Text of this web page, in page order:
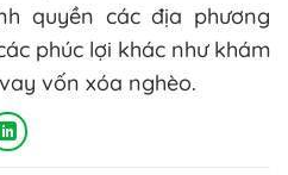
quyền các địa phương
phúc lợi khác như khám
vốn xóa nghèo.